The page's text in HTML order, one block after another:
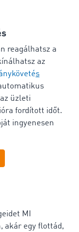
reagálhatsz a
az
s
üzleti
fordított időt.
ingyenesen
MI
akár egy flottád,